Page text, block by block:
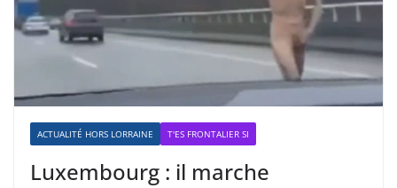
ACTUALITÉ HORS LORRAINE T'ES FRONTALIER SI
Luxembourg : il marche